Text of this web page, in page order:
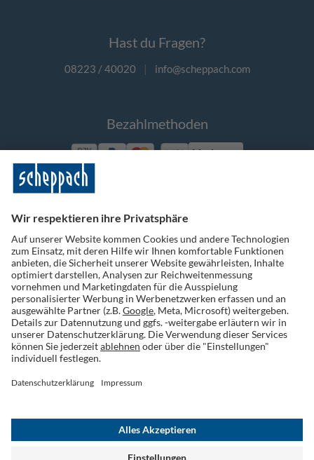
Hast du Fragen?
08223 / 40020 | info@scheppach.com
Bezahlmethoden
Vorkasse
Folge uns auf Social Media
Widerruf einreichen